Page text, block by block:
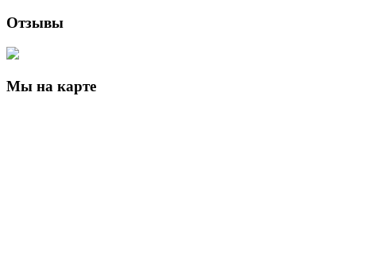
Отзывы
Мы на карте